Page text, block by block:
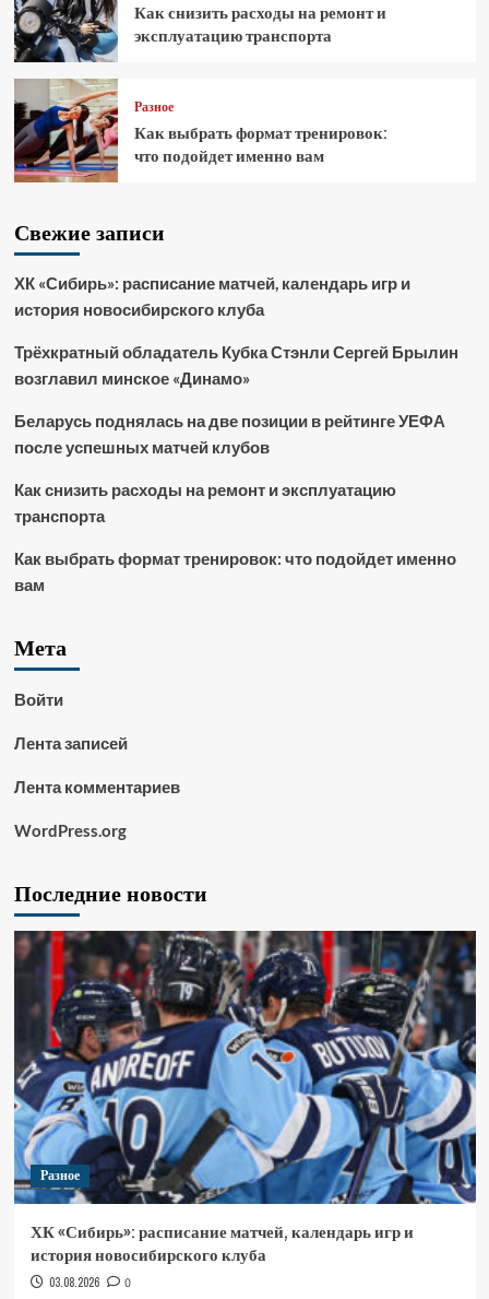
Как снизить расходы на ремонт и
эксплуатацию транспорта
Разное
Как выбрать формат тренировок:
что подойдет именно вам
Свежие записи
ХК «Сибирь»: расписание матчей, календарь игр и
история новосибирского клуба
Трёхкратный обладатель Кубка Стэнли Сергей Брылин
возглавил минское «Динамо»
Беларусь поднялась на две позиции в рейтинге УЕФА
после успешных матчей клубов
Как снизить расходы на ремонт и эксплуатацию
транспорта
Как выбрать формат тренировок: что подойдет именно
вам
Мета
Войти
Лента записей
Лента комментариев
WordPress.org
Последние новости
Разное
ХК «Сибирь»: расписание матчей, календарь игр и
история новосибирского клуба
03.08.2026 0